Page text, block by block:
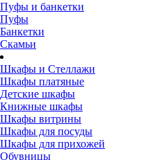
Пуфы и банкетки
Пуфы
Банкетки
Скамьи
Шкафы и Стеллажи
Шкафы платяные
Детские шкафы
Книжные шкафы
Шкафы витрины
Шкафы для посуды
Шкафы для прихожей
Обувницы